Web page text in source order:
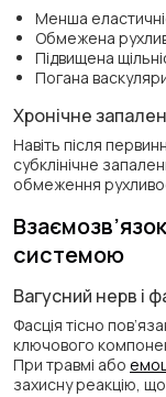
Менша
Обмежена
Підвищена
Погана
Хронічне
Навіть після
субклінічне
обмеження
системою
Вагусний нерв і
Фасція тісно
ключового
При травмі або
захисну реакцію,